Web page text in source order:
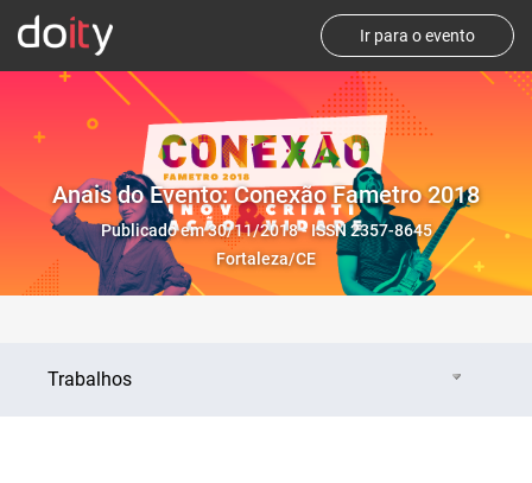
Ir para o evento
Anais do Evento: Conexão Fametro 2018
Publicado em 30/11/2018 - ISSN 2357-8645
Fortaleza/CE
Trabalhos